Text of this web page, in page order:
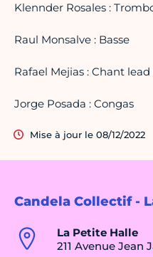
Candela Collectif -
La Petite Halle
211 Avenue Jean
Klennder Rosales :
Raul Monsalve : Basse
Rafael Mejias : Chant
Jorge Posada : Congas
Mise à jour le 08/12/2022